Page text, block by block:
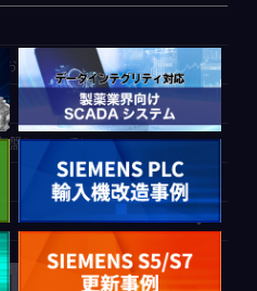
客様へ
盤について）